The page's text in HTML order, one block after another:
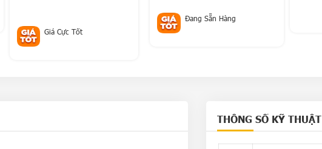
Giá Cực Tốt
Đang Sẵn Hàng
THÔNG SỐ KỸ THUẬT